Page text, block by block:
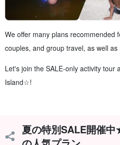
We offer many plans recommended
couples, and group travel, as well as
Let's join the SALE-only activity tour
Island☆!
夏の特別SALE開催